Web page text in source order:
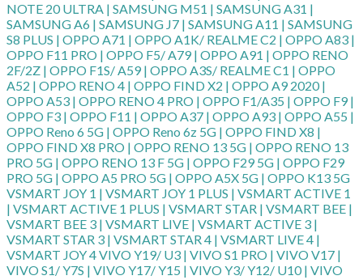
NOTE 20 ULTRA | SAMSUNG M51 | SAMSUNG A31 |
SAMSUNG A6 | SAMSUNG J7 | SAMSUNG A11 | SAMSUNG
S8 PLUS | OPPO A71 | OPPO A1K/ REALME C2 | OPPO A83 |
OPPO F11 PRO | OPPO F5/ A79 | OPPO A91 | OPPO RENO
2F/2Z | OPPO F1S/ A59 | OPPO A3S/ REALME C1 | OPPO
A52 | OPPO RENO 4 | OPPO FIND X2 | OPPO A9 2020 |
OPPO A53 | OPPO RENO 4 PRO | OPPO F1/A35 | OPPO F9 |
OPPO F3 | OPPO F11 | OPPO A37 | OPPO A93 | OPPO A55 |
OPPO Reno 6 5G | OPPO Reno 6z 5G | OPPO FIND X8 |
OPPO FIND X8 PRO | OPPO RENO 13 5G | OPPO RENO 13
PRO 5G | OPPO RENO 13 F 5G | OPPO F29 5G | OPPO F29
PRO 5G | OPPO A5 PRO 5G | OPPO A5X 5G | OPPO K13 5G
VSMART JOY 1 | VSMART JOY 1 PLUS | VSMART ACTIVE 1
| VSMART ACTIVE 1 PLUS | VSMART STAR | VSMART BEE |
VSMART BEE 3 | VSMART LIVE | VSMART ACTIVE 3 |
VSMART STAR 3 | VSMART STAR 4 | VSMART LIVE 4 |
VSMART JOY 4 VIVO Y19/ U3 | VIVO S1 PRO | VIVO V17 |
VIVO S1/ Y7S | VIVO Y17/ Y15 | VIVO Y3/ Y12/ U10 | VIVO